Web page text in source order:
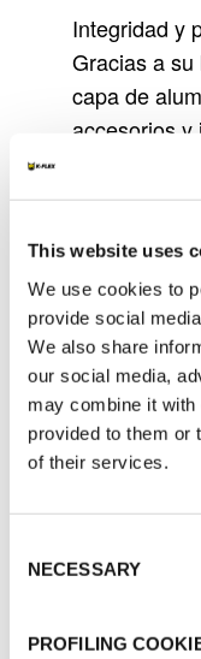
This website uses
We use cookies to
provide social
We also share
our social media,
may combine it with
provided to them or
of their services.
Selection
NECESSARY
PROFILING
Integridad y
Gracias a su
capa de
accesorios
integridad
tiempo.
por el núcleo
corrosión
mayor
Instalación
Las
fáciles de
sin
versatilidad
proyectos de